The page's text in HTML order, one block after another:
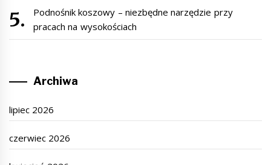
Podnośnik koszowy – niezbędne narzędzie przy
pracach na wysokościach
Archiwa
lipiec 2026
czerwiec 2026